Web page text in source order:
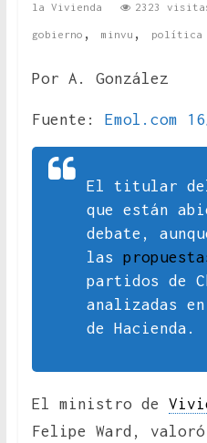
la Vivienda 2323
gobierno , minvu , política
Por A. González
Fuente: Emol.com
El titular
que están
debate,
las
partidos de
analizadas
de Hacienda.
El ministro de
Felipe Ward,